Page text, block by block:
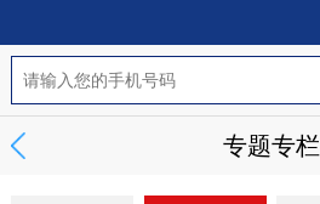
专题专栏